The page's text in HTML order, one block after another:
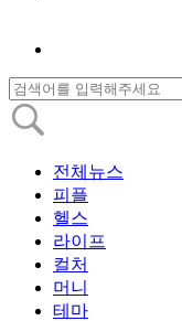
전체뉴스
피플
헬스
라이프
컬처
머니
테마